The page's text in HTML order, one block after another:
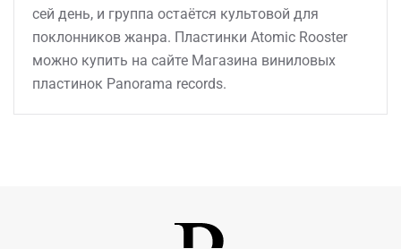
сей день, и группа остаётся культовой для
поклонников жанра. Пластинки Atomic Rooster
можно купить на сайте Магазина виниловых
пластинок Panorama records.